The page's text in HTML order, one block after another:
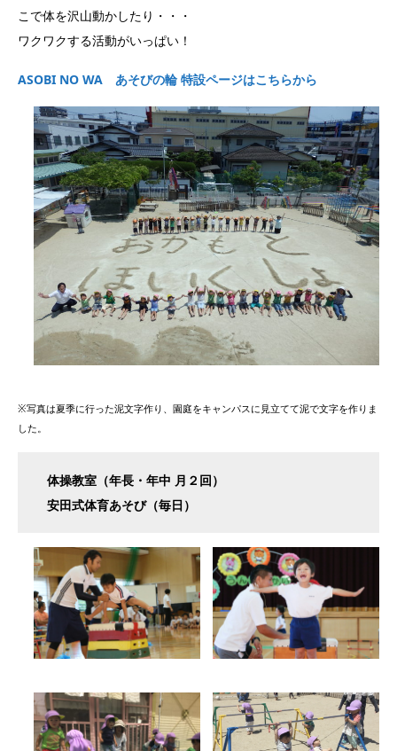
こで体を沢山動かしたり・・・
ワクワクする活動がいっぱい！
ASOBI NO WA あそびの輪 特設ページはこちらから
※写真は夏季に行った泥文字作り、園庭をキャンパスに見立てて泥で文字を作りま
した。
体操教室（年長・年中 月２回）
安田式体育あそび（毎日）